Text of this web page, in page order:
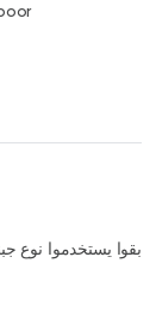
بقوا يستخدموا نوع